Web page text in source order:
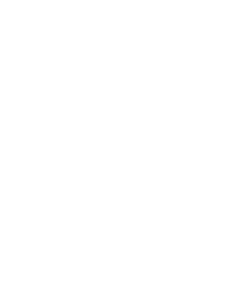
中。
三人为了一场仅有一次的演出再度合
让人
西，宏光无意中伪装成车王与薇薇进行